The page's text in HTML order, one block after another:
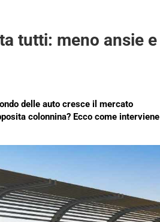
tutti: meno ansie e
delle auto cresce il mercato
colonnina? Ecco come interviene